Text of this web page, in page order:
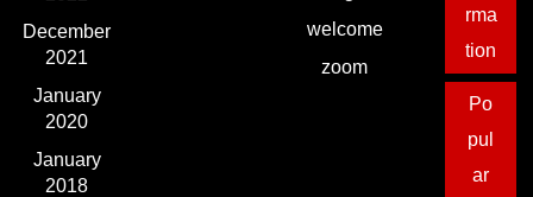
December
2021
January
2020
January
2018
welcome
zoom
rma
tion
Po
pul
ar